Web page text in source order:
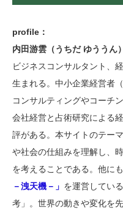
profile：
内田游雲（うちだ ゆううん）
ビジネスコンサルタント、
生まれる。中小企業経営者
コンサルティングやコーチ
会社経営と占術研究による
評がある。本サイトのテー
や社会の仕組みを理解し、
を考えることである。他に
－洩天機－」 を運営してい
考」。世界の動きや変化を